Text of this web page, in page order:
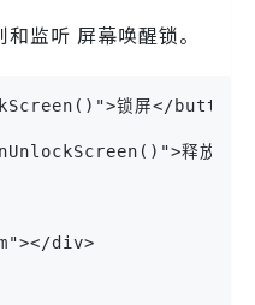
监听 屏幕唤醒锁。
锁屏</button>
释放</
div>